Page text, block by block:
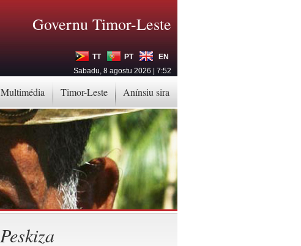
Multimédia Timor-Leste Anínsiu sira
Governu Timor-Leste
TT PT
EN
Sabadu, 8 agostu 2026 | 7:52
Peskiza